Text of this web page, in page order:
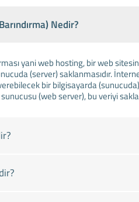
Nedir?
yani web hosting, bir web
(server) saklanmasıdır.
bir bilgisayarda
(web server), bu veriyi